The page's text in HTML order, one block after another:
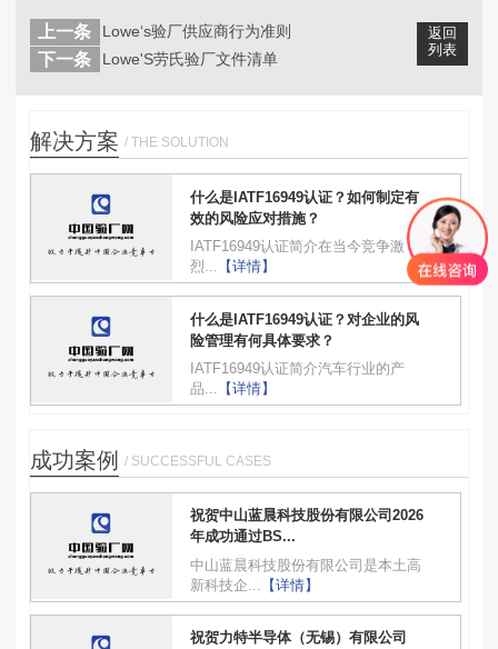
返回
列表
上一条 Lowe‘s验厂供应商行为准则
下一条 Lowe'S劳氏验厂文件清单
解决方案 / THE SOLUTION
什么是IATF16949认证？如何制定有
效的风险应对措施？
IATF16949认证简介在当今竞争激
烈...
【详情】
什么是IATF16949认证？对企业的风
险管理有何具体要求？
IATF16949认证简介汽车行业的产
品...
【详情】
成功案例 / SUCCESSFUL CASES
祝贺中山蓝晨科技股份有限公司2026
年成功通过BS...
中山蓝晨科技股份有限公司是本土高
新科技企...
【详情】
祝贺力特半导体（无锡）有限公司